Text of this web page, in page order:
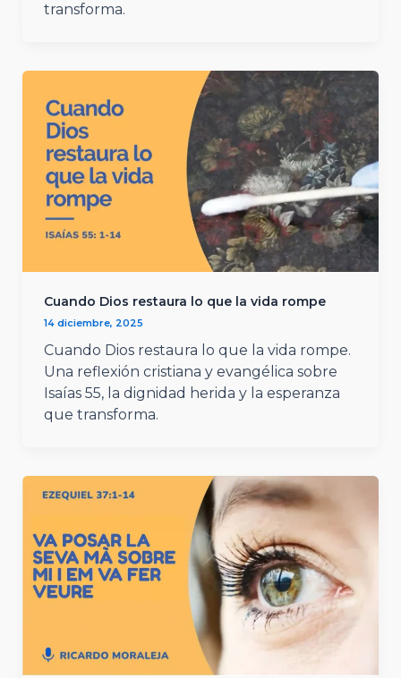
transforma.
Cuando Dios restaura lo que la vida rompe
14 diciembre, 2025
Cuando Dios restaura lo que la vida rompe.
Una reflexión cristiana y evangélica sobre
Isaías 55, la dignidad herida y la esperanza
que transforma.